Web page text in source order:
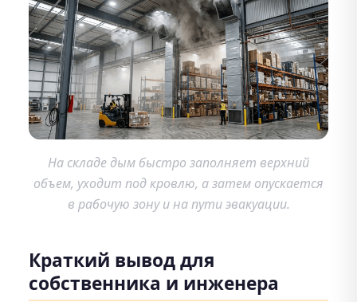
На складе дым быстро заполняет верхний
объем, уходит под кровлю, а затем опускается
в рабочую зону и на пути эвакуации.
Краткий вывод для
собственника и инженера